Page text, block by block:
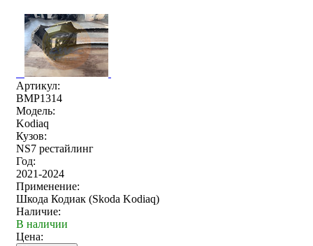
Артикул:
BMP1314
Модель:
Kodiaq
Кузов:
NS7 рестайлинг
Год:
2021-2024
Применение:
Шкода Кодиак (Skoda Kodiaq)
Наличие:
В наличии
Цена: